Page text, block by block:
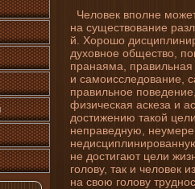
Человек вполне
на существовани­е
й. Хорошо
духовное общество,
пранаяма,
и самоисследовани­е,
правильное
физическая аскеза и
достижени­ю такой
неправедную,
не достигают цели
голову, так и человек
на свою голову